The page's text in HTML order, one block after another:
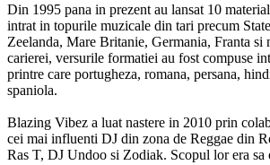
Din 1995 pana in prezent au lansat 10
intrat in topurile muzicale din tari precum
Zeelanda, Mare Britanie, Germania, Franta si
carierei, versurile formatiei au fost compuse
printre care portugheza, romana, persana,
spaniola.
Blazing Vibez a luat nastere in 2010 prin
cei mai influenti DJ din zona de Reggae din
Ras T, DJ Undoo si Zodiak. Scopul lor era